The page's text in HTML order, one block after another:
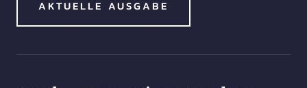
AKTUELLE AUSGABE